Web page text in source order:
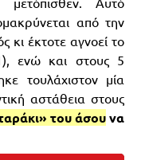
από την
κι έκτοτε αγνοεί το
ενώ και στους 5
τουλάχιστον μία
αστάθεια στους
του άσουνα